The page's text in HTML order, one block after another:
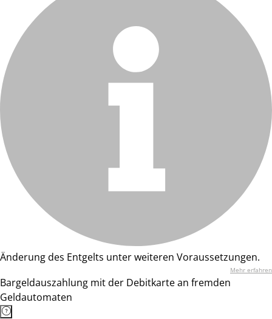
Änderung des Entgelts unter weiteren Voraussetzungen.
Mehr erfahren
Bargeldauszahlung mit der Debitkarte an fremden
Geldautomaten